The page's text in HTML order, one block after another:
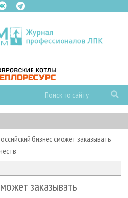
бизнес сможет заказывать
заказывать